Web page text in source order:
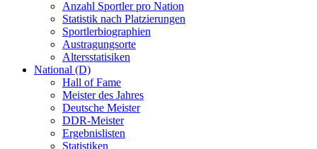
Anzahl Sportler pro Nation
Statistik nach Platzierungen
Sportlerbiographien
Austragungsorte
Altersstatisiken
National (D)
Hall of Fame
Meister des Jahres
Deutsche Meister
DDR-Meister
Ergebnislisten
Statistiken